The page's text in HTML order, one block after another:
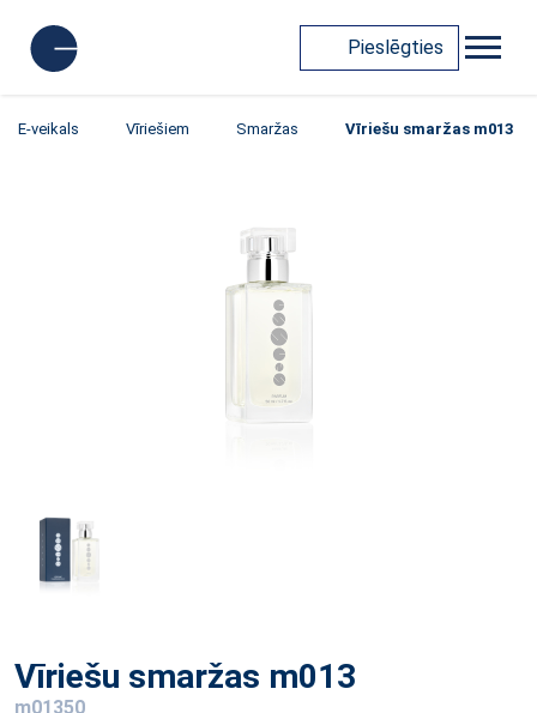
Pieslēgties
E-veikals Vīriešiem Smaržas Vīriešu smaržas m013
Vīriešu smaržas m013
m01350